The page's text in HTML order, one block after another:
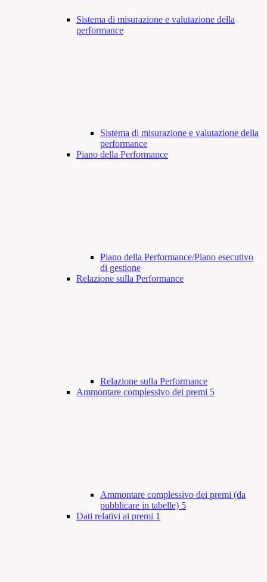
Sistema di misurazione e valutazione della
performance
Sistema di misurazione e valutazione della
performance
Piano della Performance
Piano della Performance/Piano esecutivo
di gestione
Relazione sulla Performance
Relazione sulla Performance
Ammontare complessivo dei premi 5
Ammontare complessivo dei premi (da
pubblicare in tabelle) 5
Dati relativi ai premi 1